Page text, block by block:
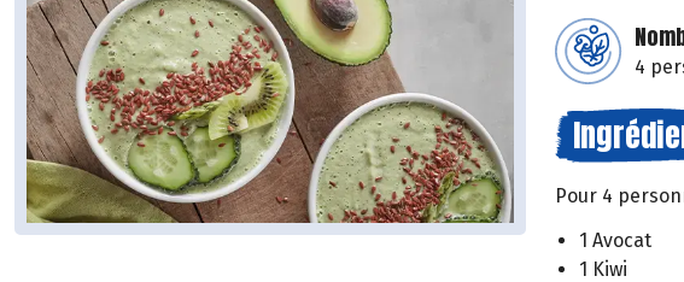
4
Pour 4
1 Avocat
1 Kiwi